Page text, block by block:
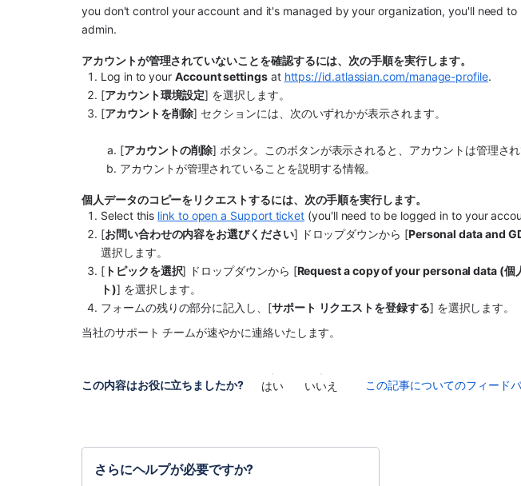
you don't control your account and it's managed by your organization, you'll need
admin.
アカウントが管理されていないことを確認するには、次の手順を実行します。
Log in to your Account settings at https://id.atlassian.com/manage-profile.
[アカウント環境設定] を選択します。
[アカウントを削除] セクションには、次のいずれかが表示されます。
[アカウントの削除] ボタン。このボタンが表示されると、アカウントは管理さ
アカウントが管理されていることを説明する情報。
個人データのコピーをリクエストするには、次の手順を実行します。
Select this link to open a Support ticket (you'll need to be logged in to your
[お問い合わせの内容をお選びください] ドロップダウンから [Personal data and
選択します。
[トピックを選択] ドロップダウンから [Request a copy of your personal data (個
ト)] を選択します。
フォームの残りの部分に記入し、[サポート リクエストを登録する] を選択します。
当社のサポート チームが速やかに連絡いたします。
この内容はお役に立ちましたか? はい いいえ この記事についてのフィード
さらにヘルプが必要ですか?